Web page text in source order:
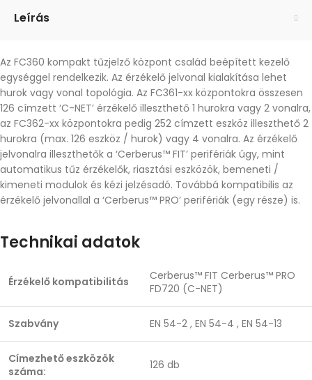
Leírás
Az FC360 kompakt tűzjelző központ család beépített kezelő
egységgel rendelkezik. Az érzékelő jelvonal kialakítása lehet
hurok vagy vonal topológia. Az FC361-xx központokra összesen
126 címzett ‘C-NET’ érzékelő illeszthető 1 hurokra vagy 2 vonalra,
az FC362-xx központokra pedig 252 címzett eszköz illeszthető 2
hurokra (max. 126 eszköz / hurok) vagy 4 vonalra. Az érzékelő
jelvonalra illeszthetők a ‘Cerberus™ FIT’ perifériák úgy, mint
automatikus tűz érzékelők, riasztási eszközök, bemeneti /
kimeneti modulok és kézi jelzésadó. Továbbá kompatibilis az
érzékelő jelvonallal a ‘Cerberus™ PRO’ perifériák (egy része) is.
Technikai adatok
Érzékelő kompatibilitás
Cerberus™ FIT Cerberus™ PRO
FD720 (C-NET)
Szabvány EN 54-2 , EN 54-4 , EN 54-13
Címezhető eszközök
száma:
126 db